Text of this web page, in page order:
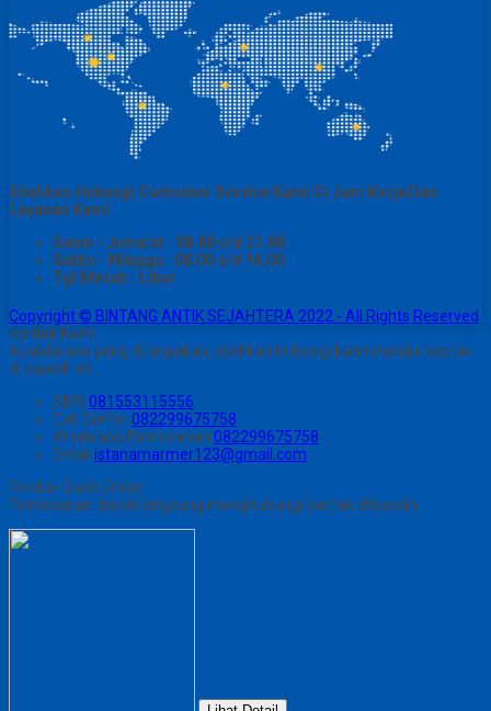
Silahkan Hubungi Customer Service Kami Di Jam Kerja Dan
Layanan Kami
Senin - Juma'at : 08.00 s/d 21.00
Sabtu - Minggu : 08.00 s/d 16.00
Tgl Merah : Libur
Copyright © BINTANG ANTIK SEJAHTERA 2022 - All Rights Reserved
Kontak Kami
Apabila ada yang ditanyakan, silahkan hubungi kami melalui kontak
di bawah ini.
SMS 081553115556
Call Center 082299675758
Whatsapp Pemesanan 082299675758
Email istanamarmer123@gmail.com
Produk Quick Order
Pemesanan dapat langsung menghubungi kontak dibawah: